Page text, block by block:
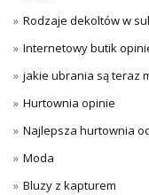
Rodzaje dekoltów w
Internetowy butik
jakie ubrania są teraz
Hurtownia opinie
Najlepsza hurtownia
Moda
Bluzy z kapturem